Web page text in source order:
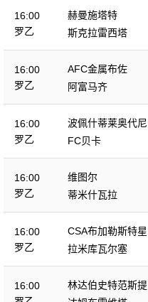
16:00
罗乙
赫曼施塔特
斯克拉雷西塔
16:00
罗乙
AFC金属布佐
阿富马齐
16:00
罗乙
波佩什蒂莱奥代尼
FC贝卡
16:00
罗乙
维图尔
蒂米什瓦拉
16:00
罗乙
CSA布加勒斯特星
拉米库瓦尔塞
16:00
林达伯史特范斯提